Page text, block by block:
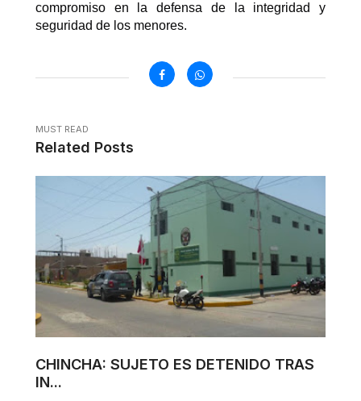
compromiso en la defensa de la integridad y
seguridad de los menores.
MUST READ
Related Posts
CHINCHA: SUJETO ES DETENIDO TRAS
IN...